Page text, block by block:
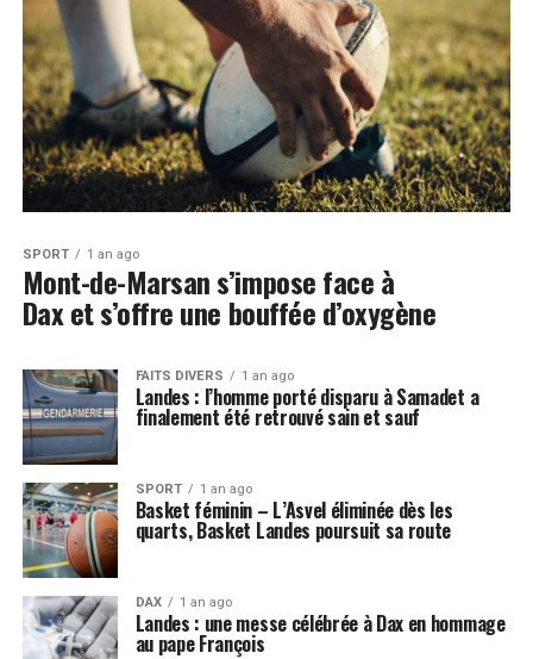
SPORT 1 an ago
Mont-de-Marsan s’impose face à
Dax et s’offre une bouffée d’oxygène
FAITS DIVERS 1 an ago
Landes : l’homme porté disparu à Samadet a
finalement été retrouvé sain et sauf
SPORT 1 an ago
Basket féminin – L’Asvel éliminée dès les
quarts, Basket Landes poursuit sa route
DAX 1 an ago
Landes : une messe célébrée à Dax en hommage
au pape François